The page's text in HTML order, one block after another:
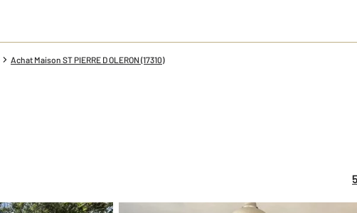
Achat Maison ST PIERRE D OLERON (17310)